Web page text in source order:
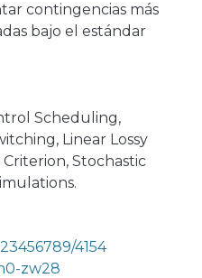
contingencias más
bajo el estándar
Scheduling,
, Linear Lossy
Criterion, Stochastic
4154
zw28